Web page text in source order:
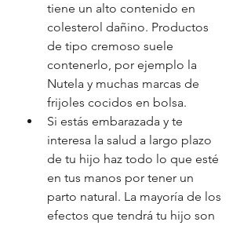
tiene un alto contenido en
colesterol dañino. Productos
de tipo cremoso suele
contenerlo, por ejemplo la
Nutela y muchas marcas de
frijoles cocidos en bolsa.
Si estás embarazada y te
interesa la salud a largo plazo
de tu hijo haz todo lo que esté
en tus manos por tener un
parto natural. La mayoría de los
efectos que tendrá tu hijo son